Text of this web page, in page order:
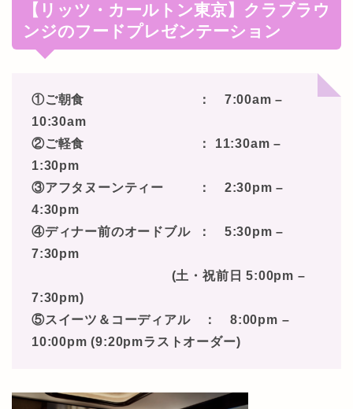
【リッツ・カールトン東京】クラブラウ
ンジのフードプレゼンテーション
①ご朝食 ： 7:00am –
10:30am
②ご軽食 ： 11:30am –
1:30pm
③アフタヌーンティー
： 2:30pm –
4:30pm
④ディナー前のオードブル ： 5:30pm –
7:30pm
(土・祝前日 5:00pm –
7:30pm)
⑤スイーツ＆コーディアル ： 8:00pm –
10:00pm (9:20pmラストオーダー)